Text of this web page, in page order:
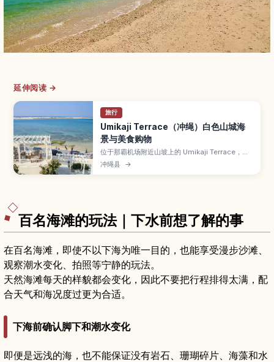
延伸阅读 →
旅行
Umikaji Terrace（冲绳）白色山城海
景与美食购物
位于那霸机场附近山坡上的 Umikaji Terrace，是
白墙建筑层层向海延伸的网红海景商圈。文章介绍
可以眺望碧海蓝天的露台、汇集冲绳料理与甜点的
冲绳县 →
百名海滩的玩法｜下水前想了解的事
在百名海滩，即使不以下海为唯一目的，也能享受漫步沙滩、
观察潮水变化、拍照等宁静的玩法。
天然海滩每天的样貌都会变化，因此不要把行程排得太满，配
合天气和海况度过更为合适。
下海前确认脚下和潮水变化
即便是远浅的海，也不能保证没有岩石、珊瑚碎片、海藻和水